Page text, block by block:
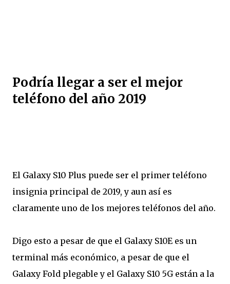
Podría llegar a ser el mejor
teléfono del año 2019
El Galaxy S10 Plus puede ser el primer teléfono
insignia principal de 2019, y aun así es
claramente uno de los mejores teléfonos del año.
Digo esto a pesar de que el Galaxy S10E es un
terminal más económico, a pesar de que el
Galaxy Fold plegable y el Galaxy S10 5G están a la